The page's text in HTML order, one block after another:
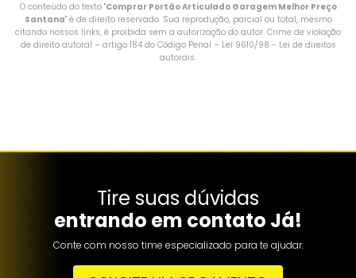
O conteúdo do texto "Comprar Portão Articulado Garagem Melhor Preço
Santana" é de direito reservado. Sua reprodução, parcial ou total, mesmo
citando nossos links, é proibida sem a autorização do autor. Crime de violação
de direito autoral – artigo 184 do Código Penal – Lei 9610/98 - Lei de direitos
autorais.
Tire suas dúvidas
entrando em contato Já!
Conte com nosso time especializado para te ajudar.